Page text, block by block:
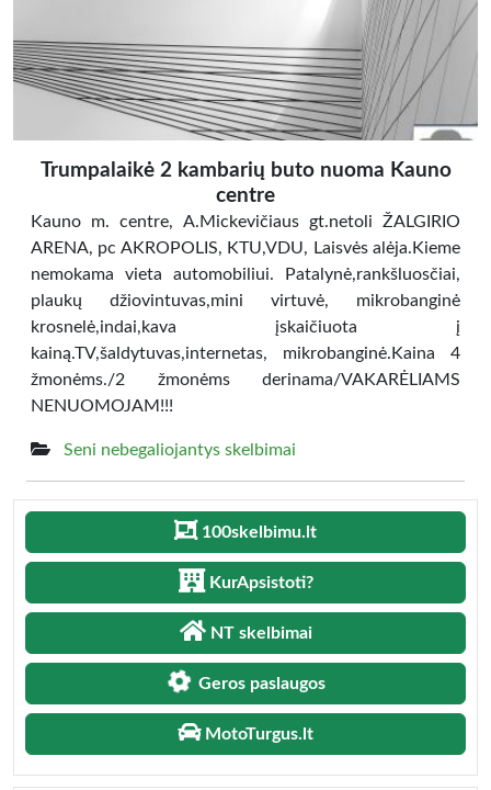
Trumpalaikė 2 kambarių buto nuoma Kauno
centre
Kauno m. centre, A.Mickevičiaus gt.netoli ŽALGIRIO
ARENA, pc AKROPOLIS, KTU,VDU, Laisvės alėja.Kieme
nemokama vieta automobiliui. Patalynė,rankšluosčiai,
plaukų džiovintuvas,mini virtuvė, mikrobanginė
krosnelė,indai,kava įskaičiuota į
kainą.TV,šaldytuvas,internetas, mikrobanginė.Kaina 4
žmonėms./2 žmonėms derinama/VAKARĖLIAMS
NENUOMOJAM!!!
Seni nebegaliojantys skelbimai
100skelbimu.lt
KurApsistoti?
NT skelbimai
Geros paslaugos
MotoTurgus.lt